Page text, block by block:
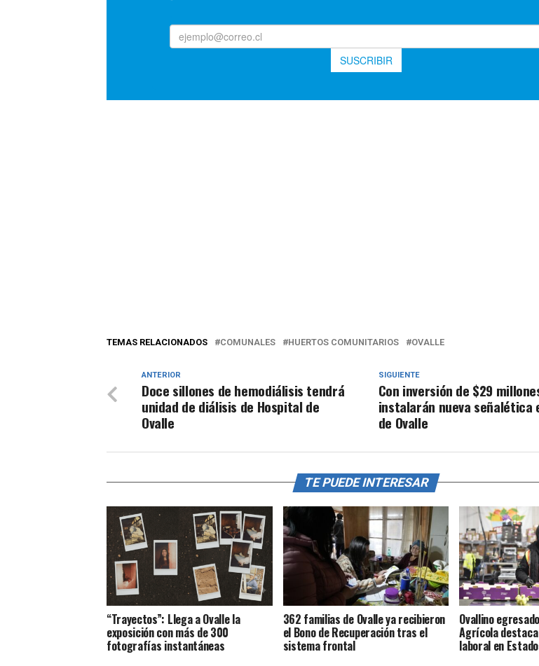
TEMAS RELACIONADOS COMUNALES HUERTOS COMUNITARIOS OVALLE
SIGUIENTE
Con inversión de $29
instalarán nueva señalética
de Ovalle
ANTERIOR
Doce sillones de hemodiálisis tendrá
unidad de diálisis de Hospital de
Ovalle
TE PUEDE INTERESAR
“Trayectos”: Llega a Ovalle la
exposición con más de 300
fotografías instantáneas
362 familias de Ovalle ya recibieron
el Bono de Recuperación tras el
sistema frontal
Ovallino
Agrícola
laboral en